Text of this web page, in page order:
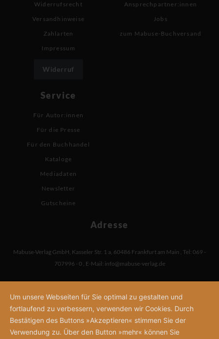
Widerrufsrecht
Versandhinweise
Zahlarten
Impressum
Widerruf
Ansprechpartner:innen
Jobs
zum Mabuse-Buchversand
Service
Für Autor:innen
Für die Presse
Für den Buchhandel
Kataloge
Mediadaten
Newsletter
Gutscheine
Adresse
Mabuse-Verlag GmbH, Kasseler Str. 1 a, 60486 Frankfurt am Main , Tel: 069 -
707996 - 0 , E-Mail: info@mabuse-verlag.de
Um unsere Webseiten für Sie optimal zu gestalten und
fortlaufend zu verbessern, verwenden wir Cookies. Durch
Bestätigen des Buttons »Akzeptieren« stimmen Sie der
Verwendung zu. Über den Button »mehr« können Sie